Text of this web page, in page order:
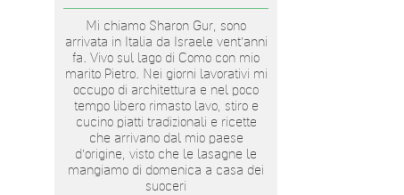
Mi chiamo Sharon Gur, sono
arrivata in Italia da Israele vent'anni
fa. Vivo sul lago di Como con mio
marito Pietro. Nei giorni lavorativi mi
occupo di architettura e nel poco
tempo libero rimasto lavo, stiro e
cucino piatti tradizionali e ricette
che arrivano dal mio paese
d’origine, visto che le lasagne le
mangiamo di domenica a casa dei
suoceri